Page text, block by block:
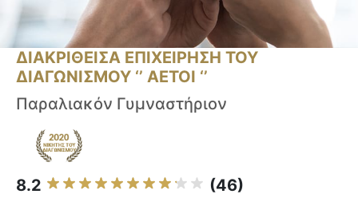
ΔΙΑΚΡΙΘΕΙΣΑ ΕΠΙΧΕΙΡΗΣΗ ΤΟΥ
ΔΙΑΓΩΝΙΣΜΟΥ ‘’ ΑΕΤΟΙ ‘’
Παραλιακόν Γυμναστήριον
8.2 (46)